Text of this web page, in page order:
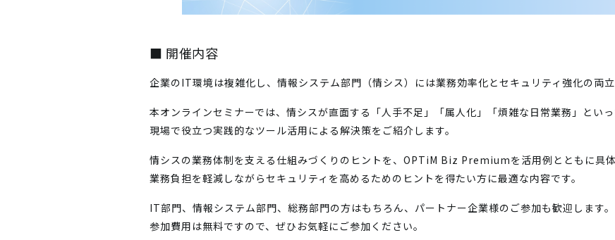
■ 開催内容
企業のIT環境は複雑化し、情報システム部門（情シス）には業務効率化とセキュリティ強化の両立
本オンラインセミナーでは、情シスが直面する「人手不足」「属人化」「煩雑な日常業務」といっ
現場で役立つ実践的なツール活用 による解決策をご紹介します。
情シスの業務体制を支える仕組みづくりのヒントを、OPTiM Biz Premiumを活用例とともに具体
業務負担を軽減しながらセキュリティを高めるためのヒントを得たい方に最適な内容です。
IT部門、情報システム部門、総務部門の方はもちろん、パートナー企業様のご参加も歓迎します。
参加費用は無料ですので、ぜひお気軽にご参加ください。